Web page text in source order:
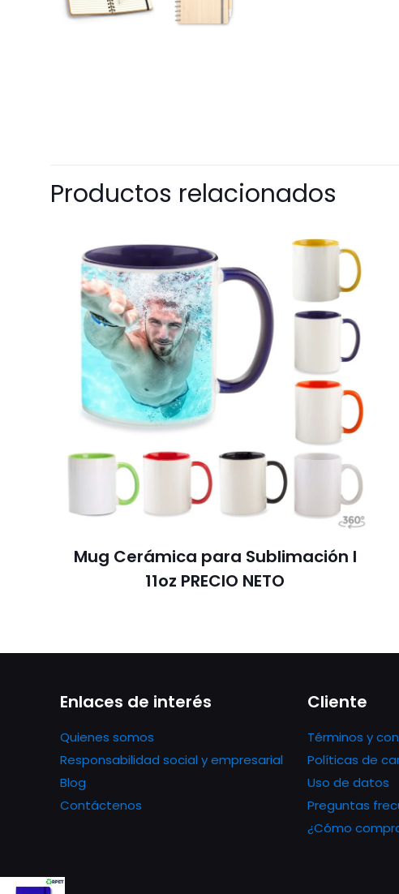
Productos relacionados
Mug Cerámica para Sublimación I
11oz PRECIO NETO
Enlaces de interés
Quienes somos
Responsabilidad social y empresarial
Blog
Contáctenos
Cliente
Términos y
Políticas de
Uso de datos
Preguntas
¿Cómo